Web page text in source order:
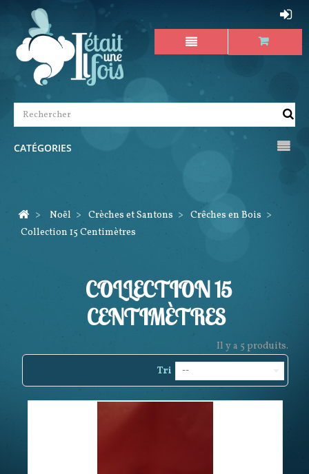
CATÉGORIES
> Noël > Crèches et Santons > Crêches en Bois >
Collection 15 Centimètres
COLLECTION 15
CENTIMÈTRES
Il y a 5 produits.
Tri
--